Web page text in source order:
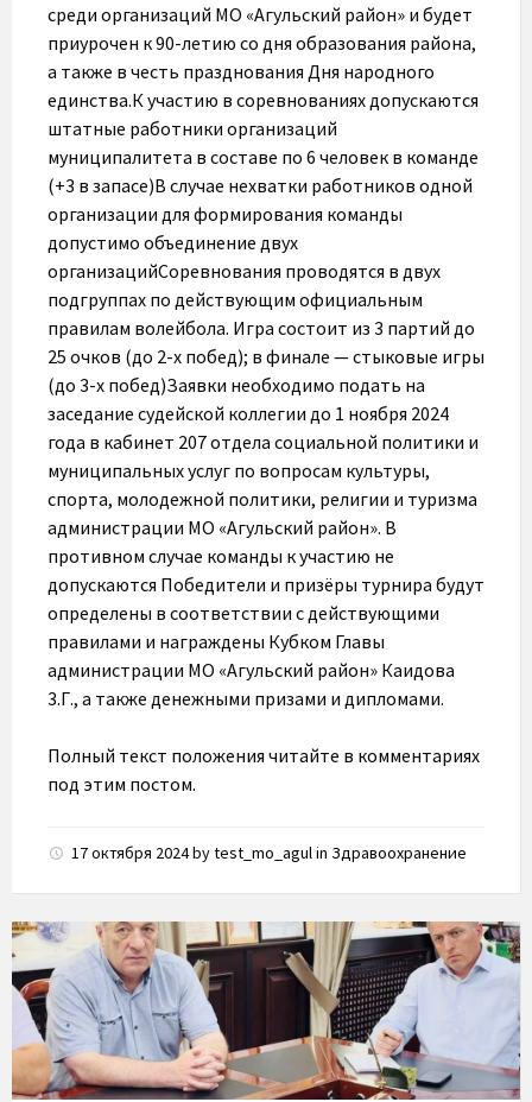
среди организаций МО «Агульский район» и будет
приурочен к 90-летию со дня образования района,
а также в честь празднования Дня народного
единства.К участию в соревнованиях допускаются
штатные работники организаций
муниципалитета в составе по 6 человек в команде
(+3 в запасе)В случае нехватки работников одной
организации для формирования команды
допустимо объединение двух
организацийСоревнования проводятся в двух
подгруппах по действующим официальным
правилам волейбола. Игра состоит из 3 партий до
25 очков (до 2-х побед); в финале — стыковые игры
(до 3-х побед)Заявки необходимо подать на
заседание судейской коллегии до 1 ноября 2024
года в кабинет 207 отдела социальной политики и
муниципальных услуг по вопросам культуры,
спорта, молодежной политики, религии и туризма
администрации МО «Агульский район». В
противном случае команды к участию не
допускаются Победители и призёры турнира будут
определены в соответствии с действующими
правилами и награждены Кубком Главы
администрации МО «Агульский район» Каидова
3.Г., а также денежными призами и дипломами.
Полный текст положения читайте в комментариях
под этим постом.
17 октября 2024bytest_mo_agulin Здравоохранение